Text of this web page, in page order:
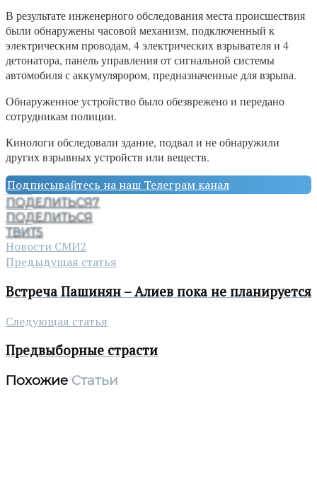
В результате инженерного обследования места происшествия
были обнаружены часовой механизм, подключенный к
электрическим проводам, 4 электрических взрывателя и 4
детонатора, панель управления от сигнальной системы
автомобиля с аккумулярором, предназначенные для взрыва.
Обнаруженное устройство было обезврежено и передано
сотрудникам полиции.
Кинологи обследовали здание, подвал и не обнаружили
других взрывных устройств или веществ.
Подписывайтесь на наш Телеграм канал
ПОДЕЛИТЬСЯ7
ПОДЕЛИТЬСЯ
ТВИТ5
Новости СМИ2
Предыдущая статья
Встреча Пашинян – Алиев пока не планируется
Следующая статья
Предвыборные страсти
Похожие Статьи